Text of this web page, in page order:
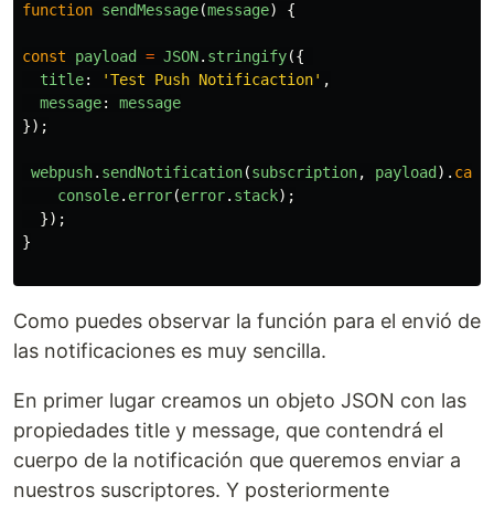
function sendMessage(message) {
const payload = JSON. stringify({
title: 'Test Push Notificaction' ,
message:
message
});
webpush. sendNotification(subscription, payload ).
console. error(error. stack);
});
}
Como puedes observar la función para el envió de
las notificaciones es muy sencilla.
En primer lugar creamos un objeto JSON con las
propiedades title y message, que contendrá el
cuerpo de la notificación que queremos enviar a
nuestros suscriptores. Y posteriormente